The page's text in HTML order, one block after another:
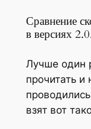
Сравнение
в версиях
Лучше один
прочитать и
взят вот